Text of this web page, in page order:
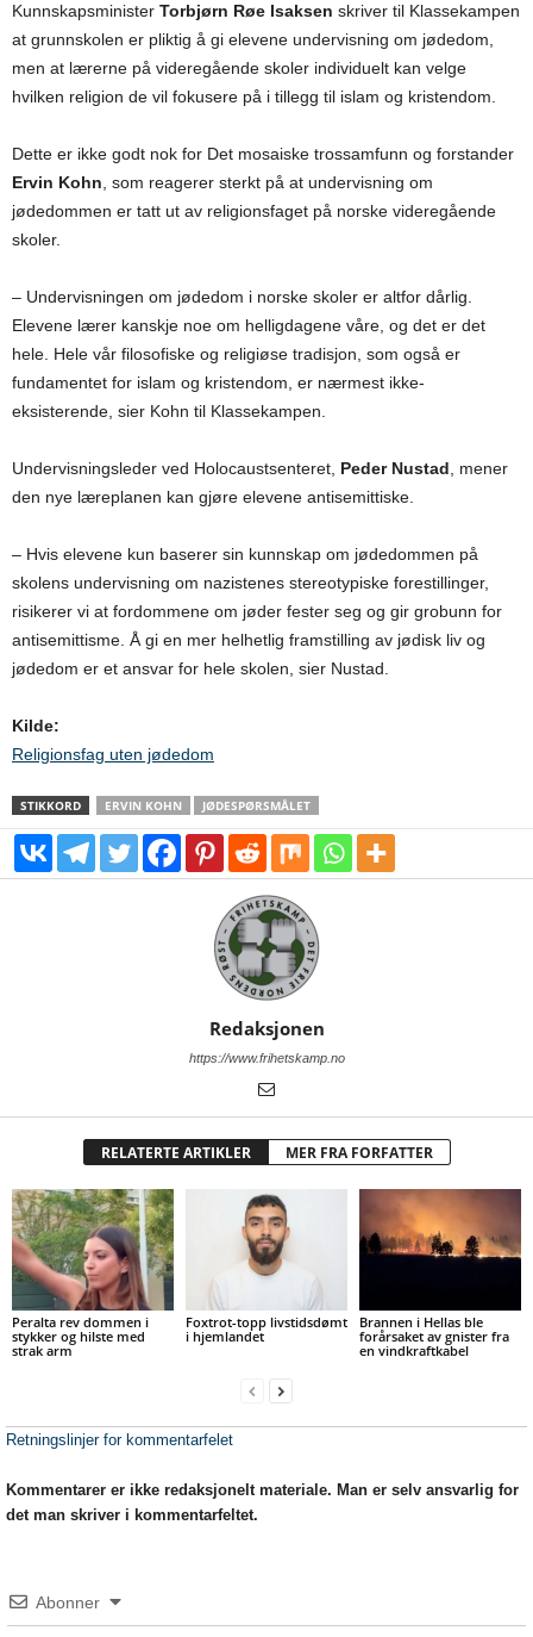
Kunnskapsminister Torbjørn Røe Isaksen skriver til Klassekampen
at grunnskolen er pliktig å gi elevene undervisning om jødedom,
men at lærerne på videregående skoler individuelt kan velge
hvilken religion de vil fokusere på i tillegg til islam og kristendom.
Dette er ikke godt nok for Det mosaiske trossamfunn og forstander
Ervin Kohn , som reagerer sterkt på at undervisning om
jødedommen er tatt ut av religionsfaget på norske videregående
skoler.
– Undervisningen om jødedom i norske skoler er altfor dårlig.
Elevene lærer kanskje noe om helligdagene våre, og det er det
hele. Hele vår filosofiske og religiøse tradisjon, som også er
fundamentet for islam og kristendom, er nærmest ikke-
eksisterende, sier Kohn til Klassekampen.
Undervisningsleder ved Holocaustsenteret, Peder Nustad , mener
den nye læreplanen kan gjøre elevene antisemittiske.
– Hvis elevene kun baserer sin kunnskap om jødedommen på
skolens undervisning om nazistenes stereo­typiske forestillinger,
risikerer vi at fordommene om jøder fester seg og gir grobunn for
antisemittisme. Å gi en mer helhetlig framstilling av jødisk liv og
jødedom er et ansvar for hele skolen, sier Nustad.
Kilde:
Religionsfag uten jødedom
STIKKORD ERVIN KOHN JØDESPØRSMÅLET
Redaksjonen
https://www.frihetskamp.no
RELATERTE ARTIKLER MER FRA FORFATTER
Peralta rev dommen i
stykker og hilste med
strak arm
Foxtrot-topp livstidsdømt
i hjemlandet
Brannen i Hellas ble
forårsaket av gnister fra
en vindkraftkabel
Retningslinjer for kommentarfelet
Kommentarer er ikke redaksjonelt materiale. Man er selv ansvarlig for
det man skriver i kommentarfeltet.
Abonner